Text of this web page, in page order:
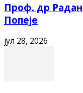
Проф. др
Попеје
јул 28, 2026